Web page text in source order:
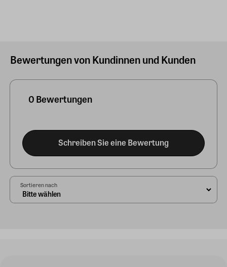
Bewertungen von Kundinnen und Kunden
0 Bewertungen
Schreiben Sie eine Bewertung
Sortieren nach